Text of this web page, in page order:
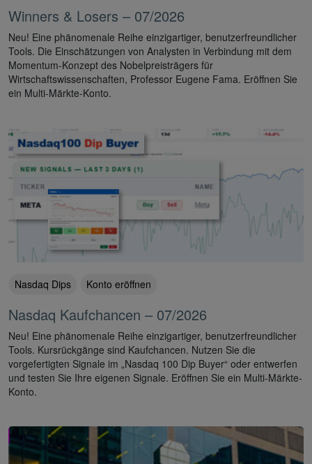
Winners & Losers – 07/2026
Neu! Eine phänomenale Reihe einzigartiger, benutzerfreundlicher
Tools. Die Einschätzungen von Analysten in Verbindung mit dem
Momentum-Konzept des Nobelpreisträgers für
Wirtschaftswissenschaften, Professor Eugene Fama. Eröffnen Sie
ein Multi-Märkte-Konto.
Nasdaq Dips Konto eröffnen
Nasdaq Kaufchancen – 07/2026
Neu! Eine phänomenale Reihe einzigartiger, benutzerfreundlicher
Tools. Kursrückgänge sind Kaufchancen. Nutzen Sie die
vorgefertigten Signale im „Nasdaq 100 Dip Buyer“ oder entwerfen
und testen Sie Ihre eigenen Signale. Eröffnen Sie ein Multi-Märkte-
Konto.